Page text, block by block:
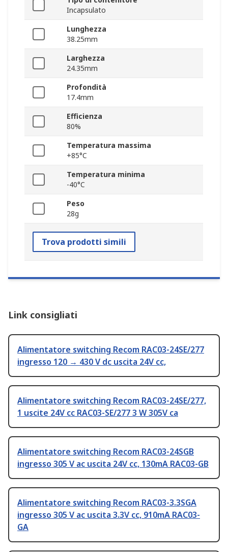
Incapsulato
Lunghezza
38.25mm
Larghezza
24.35mm
Profondità
17.4mm
Efficienza
80%
Temperatura massima
+85°C
Temperatura minima
-40°C
Peso
28g
Trova prodotti simili
Link consigliati
Alimentatore switching Recom RAC03-24SE/277
ingresso 120 → 430 V dc uscita 24V cc,
Alimentatore switching Recom RAC03-24SE/277,
1 uscite 24V cc RAC03-SE/277 3 W 305V ca
Alimentatore switching Recom RAC03-24SGB
ingresso 305 V ac uscita 24V cc, 130mA RAC03-GB
Alimentatore switching Recom RAC03-3.3SGA
ingresso 305 V ac uscita 3.3V cc, 910mA RAC03-
GA